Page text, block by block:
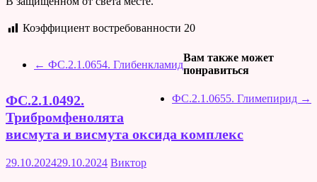
Коэффициент востребованности 20
← ФС.2.1.0654. Глибенкламид
ФС.2.1.0655. Глимепирид →
Вам также может
понравиться
ФС.2.1.0492.
Трибромфенолята
висмута и висмута оксида комплекс
29.10.202429.10.2024 Виктор